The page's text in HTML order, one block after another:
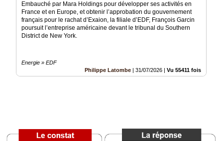
éditeur
Embauché par Mara Holdings pour développer ses activités en
France et en Europe, et obtenir l’approbation du gouvernement
français pour le rachat d’Exaion, la filiale d’EDF, François Garcin
poursuit l’entreprise américaine devant le tribunal du Southern
District de New York.
Energie » EDF
Philippe Latombe
31/07/2026 Vu 55411 fois